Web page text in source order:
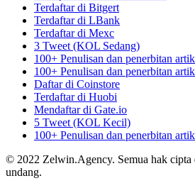
Terdaftar di Bitgert
Terdaftar di LBank
Terdaftar di Mexc
3 Tweet (KOL Sedang)
100+ Penulisan dan penerbitan
100+ Penulisan dan penerbitan
Daftar di Coinstore
Terdaftar di Huobi
Mendaftar di Gate.io
5 Tweet (KOL Kecil)
100+ Penulisan dan penerbitan
© 2022 Zelwin.Agency. Semua hak
undang.